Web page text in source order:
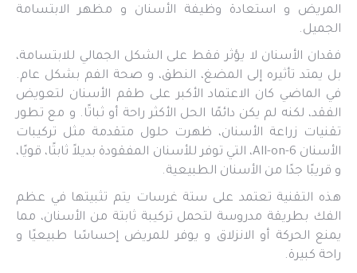
المريض و استعادة وظيفة الأسنان و مظهر الابتسامة
الجميل.
فقدان الأسنان لا يؤثر فقط على الشكل الجمالي للابتسامة،
بل يمتد تأثيره إلى المضغ، النطق، و صحة الفم بشكل عام.
في الماضي كان الاعتماد الأكبر على طقم الأسنان لتعويض
الفقد، لكنه لم يكن دائمًا الحل الأكثر راحة أو ثباتًا. و مع تطور
تقنيات زراعة الأسنان، ظهرت حلول متقدمة مثل تركيبات
الأسنان All-on-6، التي توفر للأسنان المفقودة بديلاً ثابتًا، قويًا،
و قريبًا جدًا من الأسنان الطبيعية.
هذه التقنية تعتمد على ستة غرسات يتم تثبيتها في عظم
الفك بطريقة مدروسة لتحمل تركيبة ثابتة من الأسنان، مما
يمنع الحركة أو الانزلاق و يوفر للمريض إحساسًا طبيعيًا و
راحة كبيرة.